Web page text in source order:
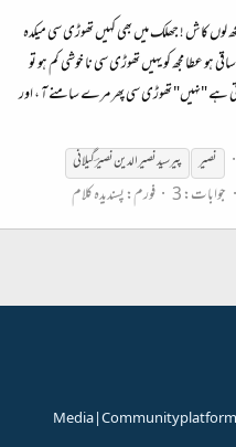
کاش ! جھلک میں بھی کہیں تھوڑی سی میکدہ
عطا مجھ کو یہیں تھوڑی سی نا خوشی کم ہو تو
ہے "نہیں" تھوڑی سی پھر مرے سامنے آ ، اور
نصیر پیر سیدنصیرالدیننصیرؔ گیلانی
جوابات: 3 فورم:پسندیدہ کلام
Community
|
Media